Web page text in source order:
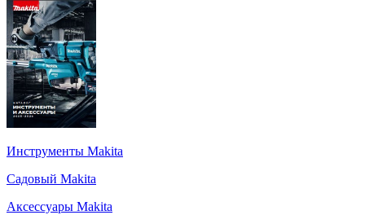
Инструменты Makita
Садовый Makita
Аксессуары Makita